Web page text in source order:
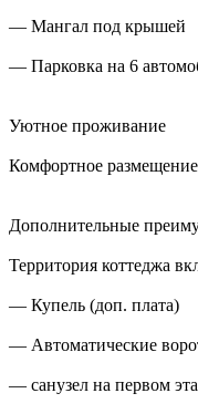
— Мангал под крышей
— Парковка на 6
Уютное проживание
Комфортное
Дополнительные
Территория коттеджа
— Купель (доп. плата)
— Автоматические
— санузел на первом